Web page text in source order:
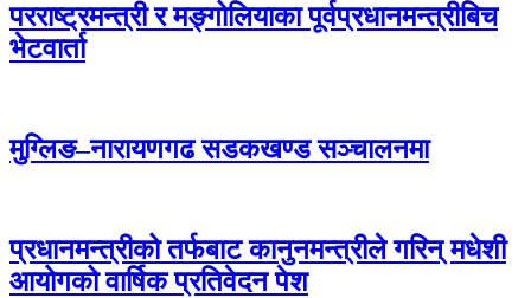
परराष्ट्रमन्त्री र मङ्गोलियाका पूर्वप्रधानमन्त्रीबिच
भेटवार्ता
मुग्लिङ–नारायणगढ सडकखण्ड सञ्चालनमा
प्रधानमन्त्रीको तर्फबाट कानुनमन्त्रीले गरिन् मधेशी
आयोगको वार्षिक प्रतिवेदन पेश